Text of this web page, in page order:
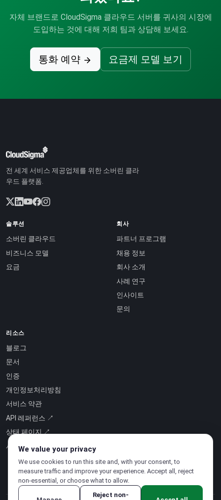
자체 브랜드로 CloudSigma 클라우드 서버를 귀사의 시장에
도입하는 것에 대해 저희 팀과 상담해 보세요.
통화 예약 요금제 모델 보기
전 세계 서비스 제공업체를 위한 소버린 클라
우드 플랫폼.
솔루션
소버린 클라우드
비즈니스 모델
요금
회사
파트너 프로그램
채용 정보
회사 소개
사례 연구
인사이트
문의
리소스
블로그
문서
인증
개인정보처리방침
서비스 약관
API 레퍼런스 ↗
상태 페이지 ↗
서비스형 인텔리전스 ↗
We value your privacy
We use cookies to run this site and, with your consent, to
measure traffic and improve your experience. Accept all, reject
non-essential, or choose what to allow.
Reject non-